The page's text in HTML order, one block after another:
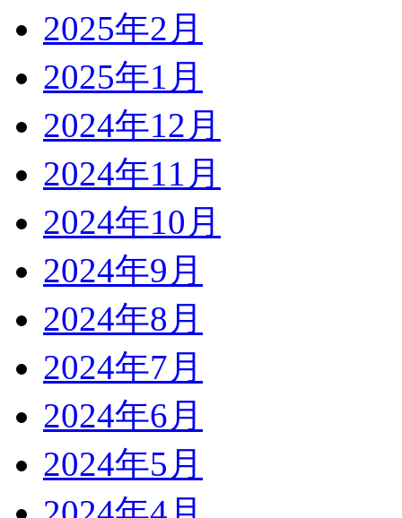
2025年2月
2025年1月
2024年12月
2024年11月
2024年10月
2024年9月
2024年8月
2024年7月
2024年6月
2024年5月